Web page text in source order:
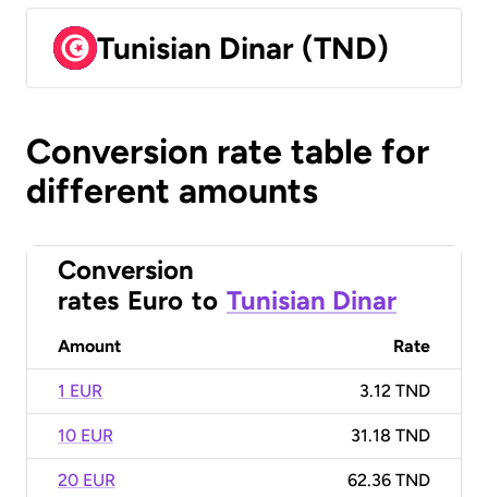
Tunisian Dinar (TND)
Conversion rate table for
different amounts
Conversion
rates Euro to Tunisian Dinar
Amount Rate
1 EUR 3.12 TND
10 EUR 31.18 TND
20 EUR 62.36 TND